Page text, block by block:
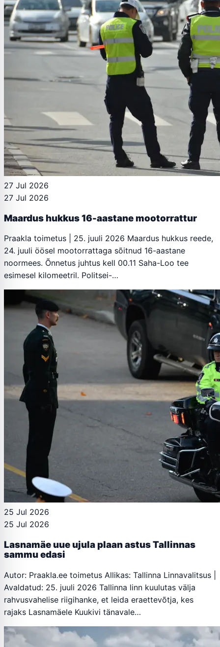
27 Jul 2026
27 Jul 2026
Maardus hukkus 16-aastane mootorrattur
Praakla toimetus | 25. juuli 2026 Maardus hukkus reede,
24. juuli öösel mootorrattaga sõitnud 16-aastane
noormees. Õnnetus juhtus kell 00.11 Saha-Loo tee
esimesel kilomeetril. Politsei-…
25 Jul 2026
25 Jul 2026
Lasnamäe uue ujula plaan astus Tallinnas
sammu edasi
Autor: Praakla.ee toimetus Allikas: Tallinna Linnavalitsus |
Avaldatud: 25. juuli 2026 Tallinna linn kuulutas välja
rahvusvahelise riigihanke, et leida eraettevõtja, kes
rajaks Lasnamäele Kuukivi tänavale…